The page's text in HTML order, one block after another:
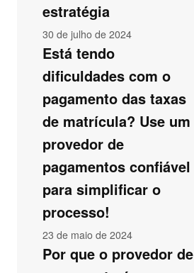
estratégia
30 de julho de 2024
Está tendo
dificuldades com o
pagamento das taxas
de matrícula? Use um
provedor de
pagamentos confiável
para simplificar o
processo!
23 de maio de 2024
Por que o provedor de